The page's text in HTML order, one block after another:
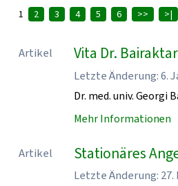
1 2 3 4 5 6 >> >|
Artikel Vita Dr.
Letzte Änderung: 6.
Dr. med. univ. Georgi
Mehr Informationen
Artikel Stationäres
Letzte Änderung: 27.